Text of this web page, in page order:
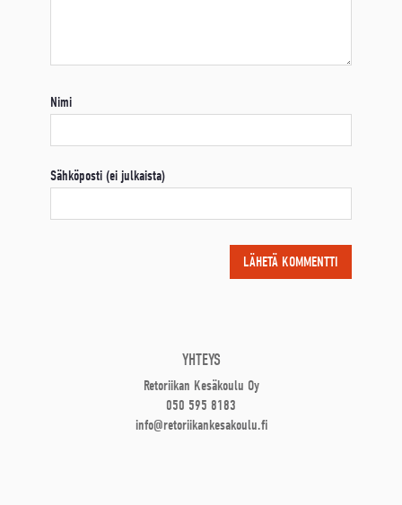
Nimi
Sähköposti (ei julkaista)
YHTEYS
Retoriikan Kesäkoulu Oy
050 595 8183
info@retoriikankesakoulu.fi